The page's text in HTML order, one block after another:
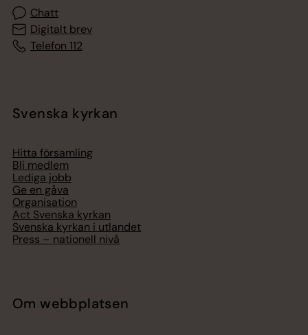
Chatt
Digitalt brev
Telefon 112
Svenska kyrkan
Hitta församling
Bli medlem
Lediga jobb
Ge en gåva
Organisation
Act Svenska kyrkan
Svenska kyrkan i utlandet
Press – nationell nivå
Om webbplatsen